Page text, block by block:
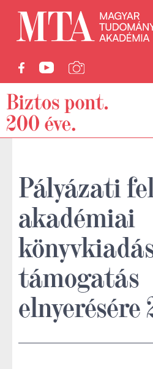
Pályázati
akadémiai
támogatás
elnyerésére